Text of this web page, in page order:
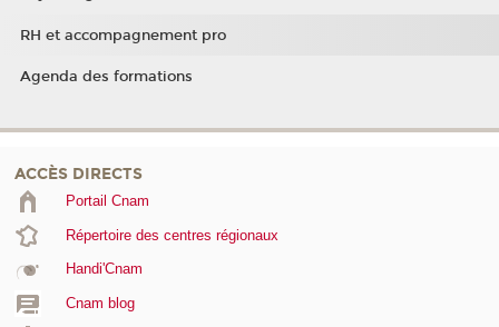
RH et accompagnement pro
Agenda des formations
ACCÈS DIRECTS
Portail Cnam
Répertoire des centres régionaux
Handi'Cnam
Cnam blog